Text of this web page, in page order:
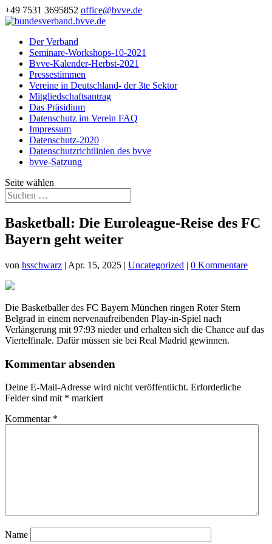
+49 7531 3695852 office@bvve.de
Der Verband
Seminare-Workshops-10-2021
Bvve-Kalender-Herbst-2021
Pressestimmen
Vereine in Deutschland- der 3te Sektor
Mitgliedschaftsantrag
Das Präsidium
Datenschutz im Verein FAQ
Impressum
Datenschutz-2020
Datenschutzrichtlinien des bvve
bvve-Satzung
Seite wählen
Basketball: Die Euroleague-Reise des FC
Bayern geht weiter
von hsschwarz | Apr. 15, 2025 | Uncategorized | 0 Kommentare
Die Basketballer des FC Bayern München ringen Roter Stern
Belgrad in einem nervenaufreibenden Play-in-Spiel nach
Verlängerung mit 97:93 nieder und erhalten sich die Chance auf das
Viertelfinale. Dafür müssen sie bei Real Madrid gewinnen.
Kommentar absenden
Deine E-Mail-Adresse wird nicht veröffentlicht. Erforderliche
Felder sind mit * markiert
Kommentar *
Name